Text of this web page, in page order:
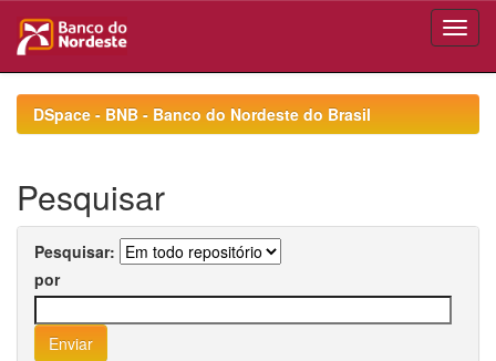
navigationDSpace - BNB - Banco do Nordeste do Brasil
Pesquisar
Pesquisar:
por